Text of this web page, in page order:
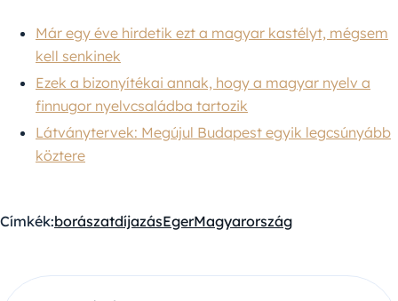
Már egy éve hirdetik ezt a magyar kastélyt, mégsem
kell senkinek
Ezek a bizonyítékai annak, hogy a magyar nyelv a
finnugor nyelvcsaládba tartozik
Látványtervek: Megújul Budapest egyik legcsúnyább
köztere
Címkék:borászatdíjazásEgerMagyarország